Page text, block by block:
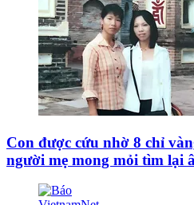
Con được cứu nhờ 8 chỉ
người mẹ mong mỏi tìm lại